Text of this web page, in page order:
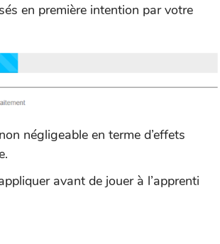
en première intention par votre
négligeable en terme d’effets
avant de jouer à l’apprenti